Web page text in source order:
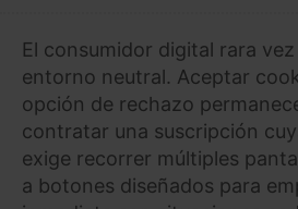
El consumidor digital rara
entorno neutral. Aceptar
opción de rechazo
contratar una suscripción
exige recorrer múltiples
a botones diseñados para